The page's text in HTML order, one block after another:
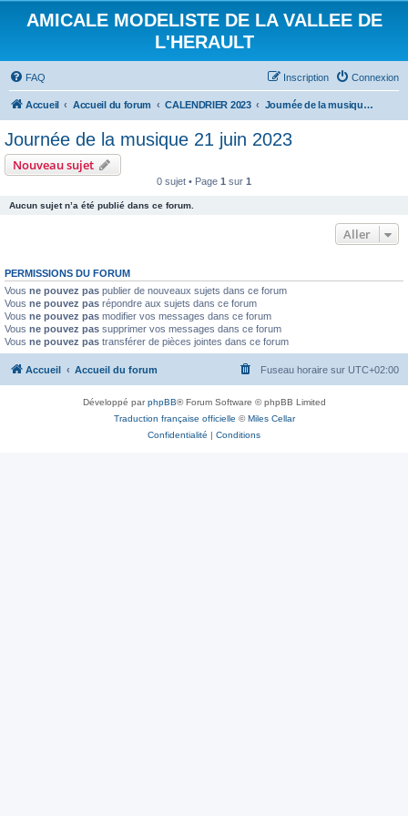
AMICALE MODELISTE DE LA VALLEE DE
L'HERAULT
FAQ Connexion
Inscription
Accueil Accueil du forum CALENDRIER 2023 Journée de la musique 21 juin 2023
Journée de la musique 21 juin 2023
Nouveau sujet
0 sujet • Page 1 sur 1
Aucun sujet n’a été publié dans ce forum.
Aller
PERMISSIONS DU FORUM
Vous ne pouvez pas publier de nouveaux sujets dans ce forum
Vous ne pouvez pas répondre aux sujets dans ce forum
Vous ne pouvez pas modifier vos messages dans ce forum
Vous ne pouvez pas supprimer vos messages dans ce forum
Vous ne pouvez pas transférer de pièces jointes dans ce forum
Accueil Accueil du forum Fuseau horaire sur UTC+02:00
Développé parphpBB® Forum Software © phpBB Limited
Traduction française officielle ©Miles Cellar
Confidentialité | Conditions